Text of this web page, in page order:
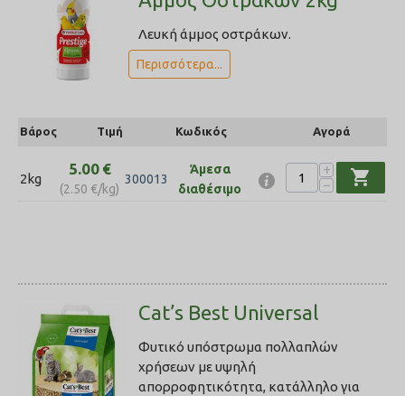
Λευκή άμμος οστράκων.
Περισσότερα...
Βάρος Τιμή Κωδικός Αγορά
2kg
5.00 €
(2.50 €/kg)
300013
Άμεσα
διαθέσιμο
+
−
shopping_cart
Cat’s Best Universal
Φυτικό υπόστρωμα πολλαπλών
χρήσεων με υψηλή
απορροφητικότητα, κατάλληλο για